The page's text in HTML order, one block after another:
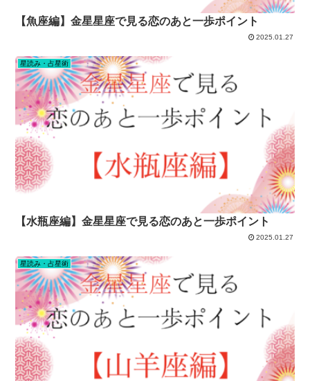
【魚座編】金星星座で見る恋のあと一歩ポイント
2025.01.27
星読み・占星術
【水瓶座編】金星星座で見る恋のあと一歩ポイント
2025.01.27
星読み・占星術